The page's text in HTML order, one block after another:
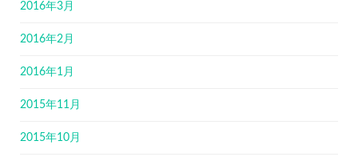
2016年3月
2016年2月
2016年1月
2015年11月
2015年10月